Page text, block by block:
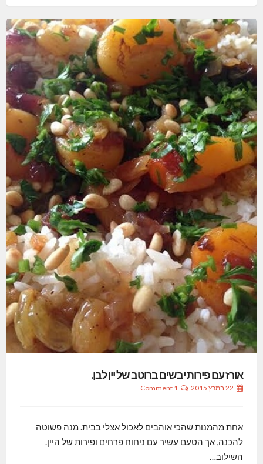
אורז עם פירות יבשים ברוטב של יין לבן.
22 במרץ 2015 1 Comment
אחת מהמנות שהכי אוהבים לאכול אצלי בבית. מנה פשוטה
להכנה, אך הטעם עשיר עם ניחוח פרחים ופירות של היין.
השילוב…